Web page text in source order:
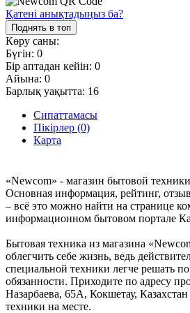
Қатені анықтадыңыз ба?
Поднять в топ
Көру саны:
Бүгін: 0
Бір аптадан кейін: 0
Айына: 0
Барлық уақытта: 16
Сипаттамасы
Пікірлер (0)
Карта
«Newcom» - магазин бытовой
Основная информация, рейтинг,
– всё это можно найти на странице
информационном бытовом портале
Бытовая техника из магазина
облегчить себе жизнь, ведь
специальной техники легче решать
обязанности. Приходите по адресу
Назарбаева, 65А, Кокшетау,
техники на месте.